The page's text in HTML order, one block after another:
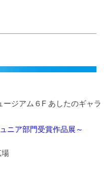
ジアム６F あしたのギャラ
ニア部門受賞作品展～